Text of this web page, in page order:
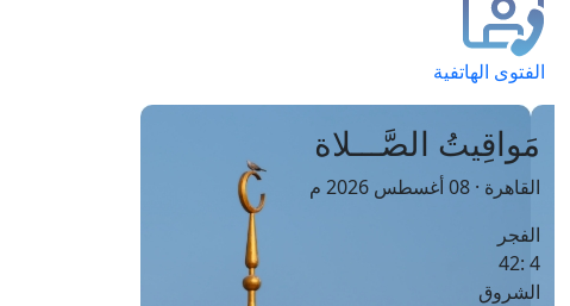
الفتوى الهاتفية
مَواقِيتُ الصَّـــلاة
القاهرة · 08 أغسطس 2026 م
الفجر
4 :42
الشروق